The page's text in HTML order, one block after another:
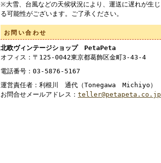
※大雪、台風などの天候状況により、運送に遅れが生じ
る可能性がございます。ご了承ください。
お問い合わせ
北欧ヴィンテージショップ PetaPeta
オフィス：〒125-0042東京都葛飾区金町3-43-4
電話番号：03-5876-5167
運営責任者：利根川 通代（Tonegawa Michiyo）
お問合せメールアドレス： teller@petapeta.co.jp